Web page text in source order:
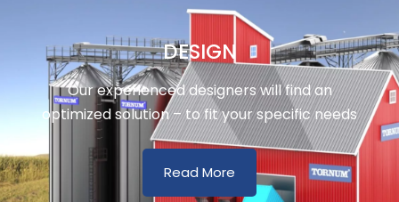
DESIGN
Our experienced designers will find an
optimized solution – to fit your specific needs
Read More